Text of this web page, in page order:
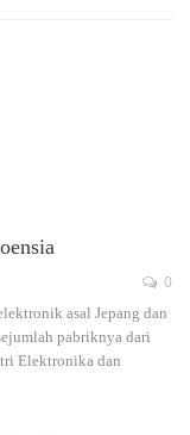
0
asal Jepang dan
pabriknya dari
Elektronika dan